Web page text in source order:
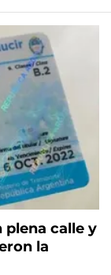
plena calle y
la